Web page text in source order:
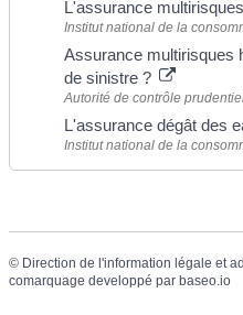
L'assurance
Institut national de la
Assurance multirisques
de sinistre ?
Autorité de contrôle
L'assurance dégât des
Institut national de la
© Direction de l'information légale et
comarquage developpé par baseo.io